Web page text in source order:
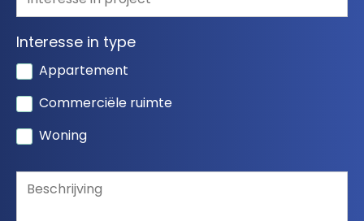
Appartement
Commerciële ruimte
Woning
Interesse in type